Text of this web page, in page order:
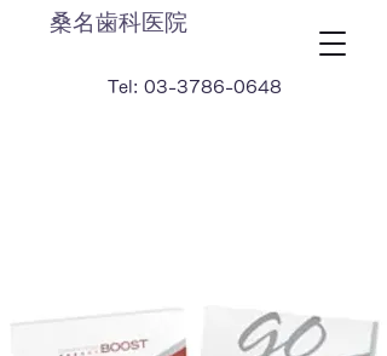
桑名歯科医院
Tel: 03-3786-0648